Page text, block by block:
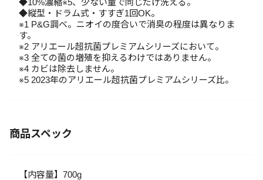
◆10%濃縮※5、少ない量で同じだけ洗える。
◆縦型・ドラム式・すすぎ1回OK。
※1 P&G調べ。ニオイの度合いで消臭の程度は異なりま
す。
※2 アリエール超抗菌プレミアムシリーズにおいて。
※3 全ての菌の増殖を抑えるわけではありません。
※4 カビは除去しません。
※5 2023年のアリエール超抗菌プレミアムシリーズ比。
商品スペック
【内容量】700g